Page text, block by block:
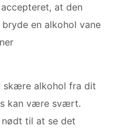
at den
en alkohol vane
skære alkohol fra dit
kan være svært.
til at se det